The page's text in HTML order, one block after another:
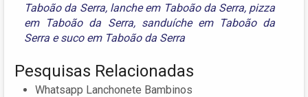
Taboão da Serra, lanche em Taboão da Serra, pizza
em Taboão da Serra, sanduíche em Taboão da
Serra esuco em Taboão da Serra
Pesquisas Relacionadas
Whatsapp Lanchonete Bambinos